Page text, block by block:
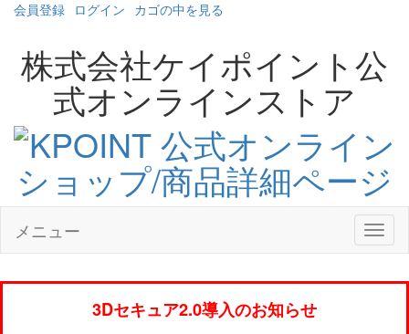
会員登録 ログイン カゴの中を見る
株式会社ケイポイント公
式オンラインストア
メニュー
3Dセキュア2.0導入のお知らせ